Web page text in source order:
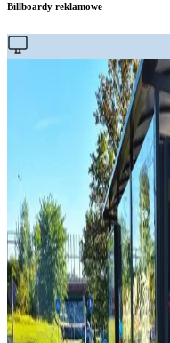
Billboardy reklamowe